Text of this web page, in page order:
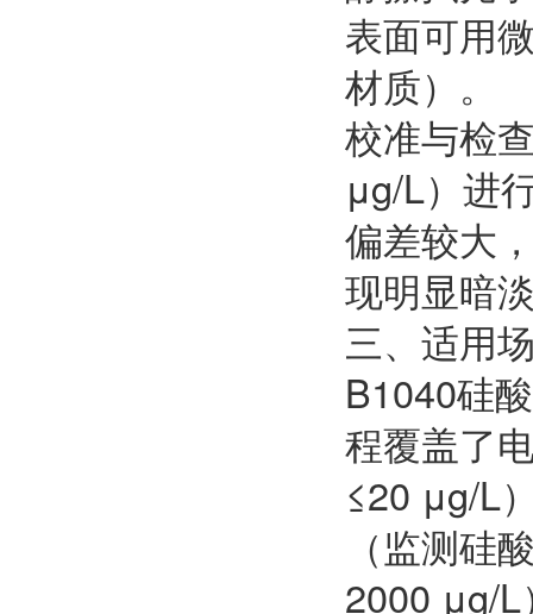
表面可用
材质）。
校准与检
μg/L）进
偏差较大
现明显暗
三、适用
B1040硅
程覆盖了
≤20 μg/L
（监测硅
2000 μg/L